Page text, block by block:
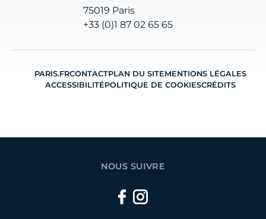
75019 Paris
+33 (0)1 87 02 65 65
PARIS.FRCONTACTPLAN DU SITEMENTIONS LÉGALES
ACCESSIBILITÉPOLITIQUE DE COOKIESCRÉDITS
NOUS SUIVRE
Facebook
Instagram